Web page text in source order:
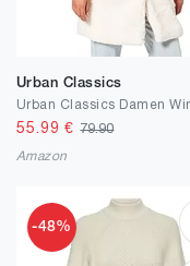
Urban Classics
55.99 €79.90
Amazon
-48%